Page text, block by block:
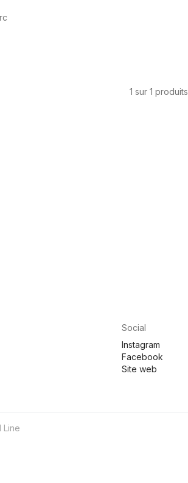
1 sur 1 produits
Social
Instagram
Facebook
Site web
Line